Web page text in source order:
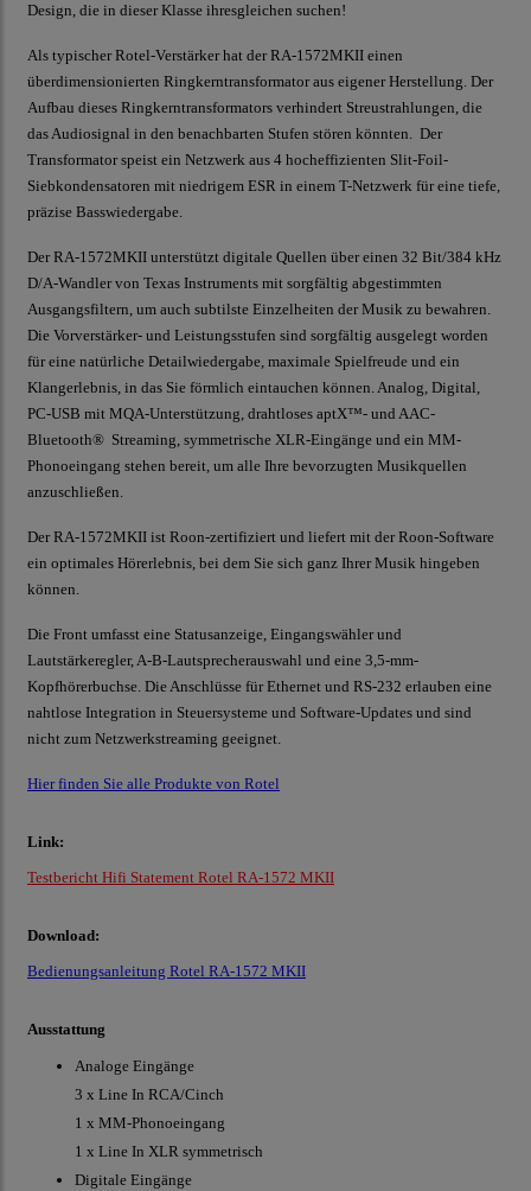
Design, die in dieser Klasse ihresgleichen suchen!
Als typischer Rotel-Verstärker hat der RA-1572MKII einen
überdimensionierten Ringkerntransformator aus eigener Herstellung. Der
Aufbau dieses Ringkerntransformators verhindert Streustrahlungen, die
das Audiosignal in den benachbarten Stufen stören könnten. Der
Transformator speist ein Netzwerk aus 4 hocheffizienten Slit-Foil-
Siebkondensatoren mit niedrigem ESR in einem T-Netzwerk für eine tiefe,
präzise Basswiedergabe.
Der RA-1572MKII unterstützt digitale Quellen über einen 32 Bit/384 kHz
D/A-Wandler von Texas Instruments mit sorgfältig abgestimmten
Ausgangsfiltern, um auch subtilste Einzelheiten der Musik zu bewahren.
Die Vorverstärker- und Leistungsstufen sind sorgfältig ausgelegt worden
für eine natürliche Detailwiedergabe, maximale Spielfreude und ein
Klangerlebnis, in das Sie förmlich eintauchen können. Analog, Digital,
PC-USB mit MQA-Unterstützung, drahtloses aptX™- und AAC-
Bluetooth® Streaming, symmetrische XLR-Eingänge und ein MM-
Phonoeingang stehen bereit, um alle Ihre bevorzugten Musikquellen
anzuschließen.
Der RA-1572MKII ist Roon-zertifiziert und liefert mit der Roon-Software
ein optimales Hörerlebnis, bei dem Sie sich ganz Ihrer Musik hingeben
können.
Die Front umfasst eine Statusanzeige, Eingangswähler und
Lautstärkeregler, A-B-Lautsprecherauswahl und eine 3,5-mm-
Kopfhörerbuchse. Die Anschlüsse für Ethernet und RS-232 erlauben eine
nahtlose Integration in Steuersysteme und Software-Updates und sind
nicht zum Netzwerkstreaming geeignet.
Hier finden Sie alle Produkte von Rotel
Link:
Testbericht Hifi Statement Rotel RA-1572 MKII
Download:
Bedienungsanleitung Rotel RA-1572 MKII
Ausstattung
Analoge Eingänge
3 x Line In RCA/Cinch
1 x MM-Phonoeingang
1 x Line In XLR symmetrisch
Digitale Eingänge